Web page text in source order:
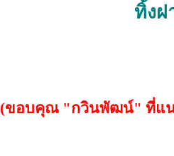
ทิ้งฝ
(ขอบคุณ "กวินพัฒน์" ที่แนะ